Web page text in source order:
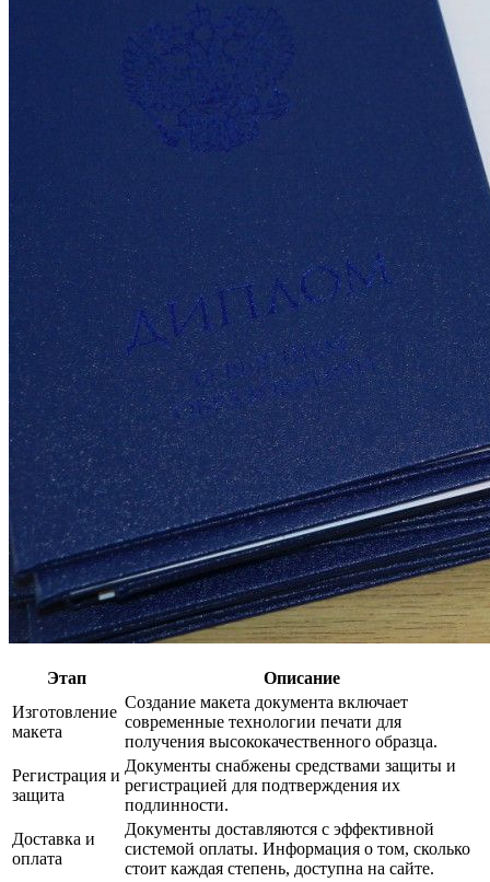
Этап
Описание
Изготовление
макета
Создание макета документа включает
современные технологии печати для
получения высококачественного образца.
Регистрация и
защита
Документы снабжены средствами защиты и
регистрацией для подтверждения их
подлинности.
Доставка и
оплата
Документы доставляются с эффективной
системой оплаты. Информация о том, сколько
стоит каждая степень, доступна на сайте.